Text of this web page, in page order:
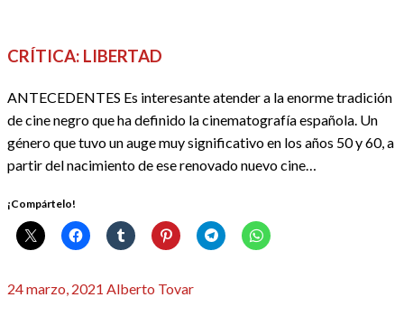
CRÍTICA: LIBERTAD
ANTECEDENTES Es interesante atender a la enorme tradición
de cine negro que ha definido la cinematografía española. Un
género que tuvo un auge muy significativo en los años 50 y 60, a
partir del nacimiento de ese renovado nuevo cine…
¡Compártelo!
Publicado
24 marzo, 2021 Alberto Tovar